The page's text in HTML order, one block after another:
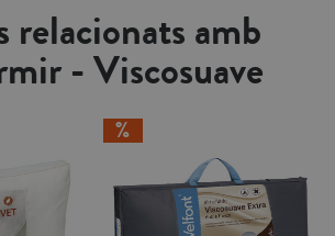
relacionats amb
- Viscosuave